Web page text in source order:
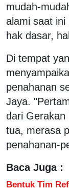
mudah-
alami saat ini
hak dasar,
Di tempat
penahanan
Jaya.
dari Gerakan
tua, merasa
penahanan-
Baca Juga :
Bentuk Tim